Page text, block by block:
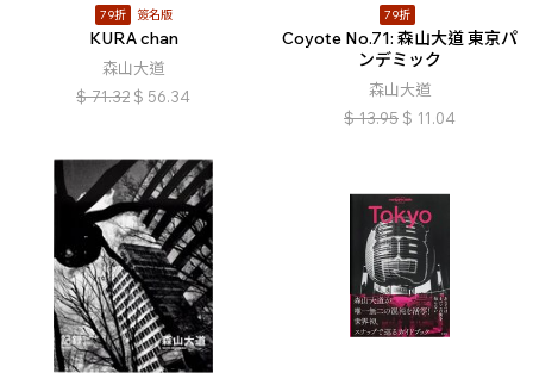
79折 簽名版
KURA chan
森山大道
$ 71.32 $ 56.34
79折
Coyote No.71: 森山大道 東京パ
ンデミック
森山大道
$ 13.95 $ 11.04